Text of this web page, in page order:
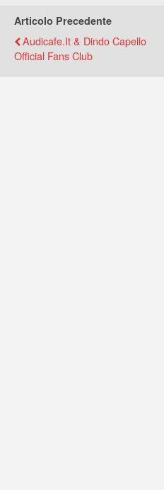
Articolo Precedente
Audicafe.it & Dindo Capello
Official Fans Club